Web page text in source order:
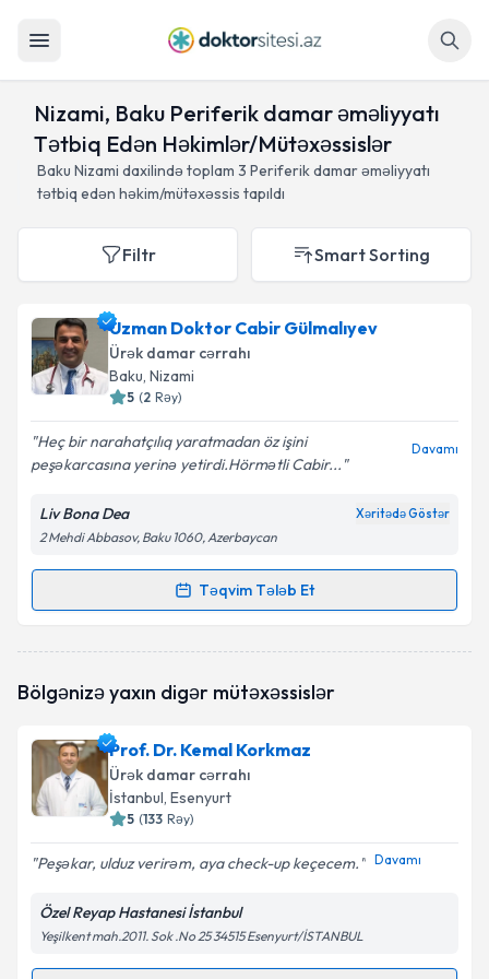
Nizami, Baku Periferik damar əməliyyatı
Tətbiq Edən Həkimlər/Mütəxəssislər
Baku Nizami daxilində toplam 3 Periferik damar əməliyyatı
tətbiq edən həkim/mütəxəssis tapıldı
Filtr Smart Sorting
Uzman Doktor Cabir Gülmalıyev
Ürək damar cərrahı
Baku, Nizami
5 (2 Rəy)
Heç bir narahatçılıq yaratmadan öz işini
peşəkarcasına yerinə yetirdi.Hörmətli Cabir...
Davamı
Liv Bona Dea Xəritədə Göstər
2 Mehdi Abbasov, Baku 1060, Azerbaycan
Təqvim Tələb Et
Randevu Təqvimi Tələbi
randevu təqvimi tələbi yaradın. Bu mütəxəssisdən
ilə məlumatlandırılacaqsınız.
E-poçt Ünvanınız
Aydınlatma Mətnini oxudum və şəxsi
məlumatlarımın göstərilən çərçivədə emal
Bölgənizə yaxın digər mütəxəssislər
Prof. Dr. Kemal Korkmaz
Ürək damar cərrahı
İstanbul, Esenyurt
5 (133 Rəy)
Peşəkar, ulduz verirəm, aya check-up keçecem. Davamı
Özel Reyap Hastanesi İstanbul
Yeşilkent mah.2011. Sok .No 25 34515 Esenyurt/İSTANBUL